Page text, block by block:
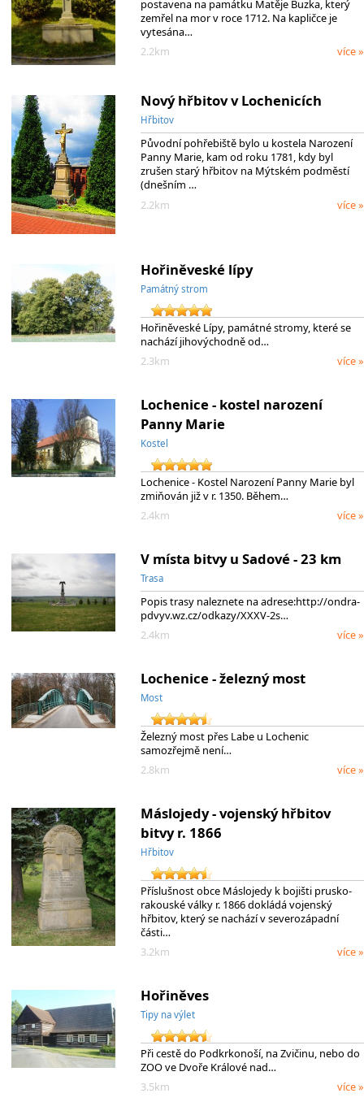
postavena na památku Matěje Buzka, který
zemřel na mor v roce 1712. Na kapličce je
vytesána…
2.2km
více »
Nový hřbitov v Lochenicích
Hřbitov
Původní pohřebiště bylo u kostela Narození
Panny Marie, kam od roku 1781, kdy byl
zrušen starý hřbitov na Mýtském podměstí
(dnešním …
2.2km
více »
Hořiněveské lípy
Památný strom
Hořiněveské Lípy, památné stromy, které se
nachází jihovýchodně od…
2.3km
více »
Lochenice - kostel narození
Panny Marie
Kostel
Lochenice - Kostel Narození Panny Marie byl
zmiňován již v r. 1350. Během…
2.4km
více »
V místa bitvy u Sadové - 23 km
Trasa
Popis trasy naleznete na adrese:http://ondra-
pdvyv.wz.cz/odkazy/XXXV-2s…
2.4km
více »
Lochenice - železný most
Most
Železný most přes Labe u Lochenic
samozřejmě není…
2.8km
více »
Máslojedy - vojenský hřbitov
bitvy r. 1866
Hřbitov
Příslušnost obce Máslojedy k bojišti prusko-
rakouské války r. 1866 dokládá vojenský
hřbitov, který se nachází v severozápadní
části…
3.2km
více »
Hořiněves
Tipy na výlet
Při cestě do Podkrkonoší, na Zvičinu, nebo do
ZOO ve Dvoře Králové nad…
3.5km
více »